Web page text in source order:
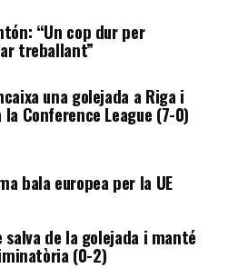
“Un cop dur per
treballant”
una golejada a Riga i
la Conference League (7-0)
bala europea per la UE
salva de la golejada i manté
(0-2)